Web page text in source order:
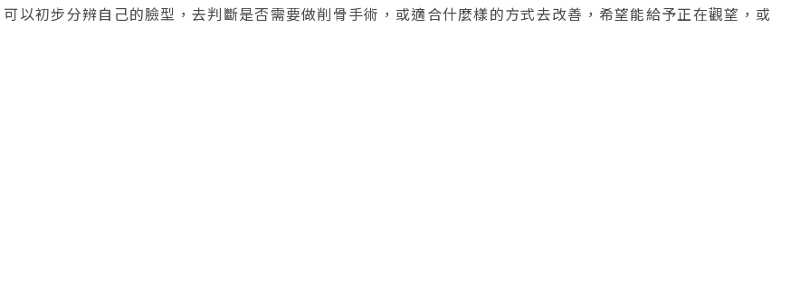
以初步分辨自己的臉型，去判斷是否需要做削骨手術，或適合什麼樣的方式去改善，希望能給予正在觀望，或